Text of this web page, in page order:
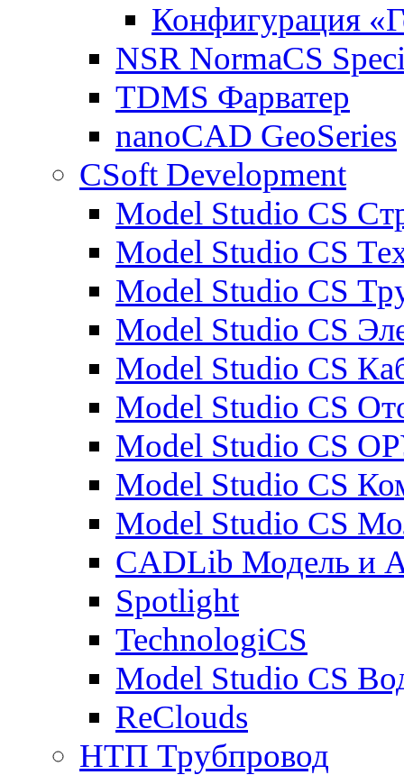
Конфигурация
NSR NormaCS
TDMS Фарватер
nanoCAD GeoSeries
CSoft Development
Model Studio CS
Model Studio CS
Model Studio CS
Model Studio CS
Model Studio CS
Model Studio CS
Model Studio CS
Model Studio CS
Model Studio CS
CADLib Модель и
Spotlight
TechnologiCS
Model Studio CS
ReClouds
НТП Трубпровод